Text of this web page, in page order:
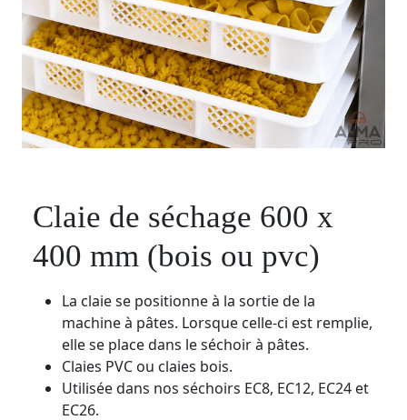
Claie de séchage 600 x
400 mm (bois ou pvc)
La claie se positionne à la sortie de la
machine à pâtes. Lorsque celle-ci est remplie,
elle se place dans le séchoir à pâtes.
Claies PVC ou claies bois.
Utilisée dans nos séchoirs EC8, EC12, EC24 et
EC26.